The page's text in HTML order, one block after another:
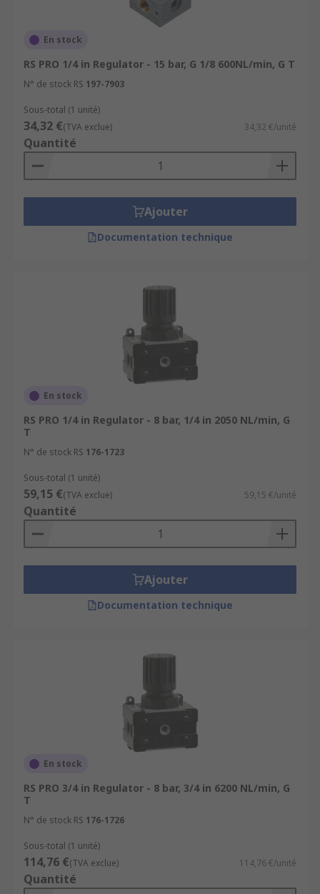
En stock
RS PRO 1/4 in Regulator - 15 bar, G 1/8 600NL/min, G T
N° de stock RS 197-7903
Sous-total (1 unité)
34,32 €(TVA exclue) 34,32 €/unité
Quantité
Ajouter
Documentation technique
En stock
RS PRO 1/4 in Regulator - 8 bar, 1/4 in 2050 NL/min, G
T
N° de stock RS 176-1723
Sous-total (1 unité)
59,15 €(TVA exclue) 59,15 €/unité
Quantité
Ajouter
Documentation technique
En stock
RS PRO 3/4 in Regulator - 8 bar, 3/4 in 6200 NL/min, G
T
N° de stock RS 176-1726
Sous-total (1 unité)
114,76 €(TVA exclue) 114,76 €/unité
Quantité